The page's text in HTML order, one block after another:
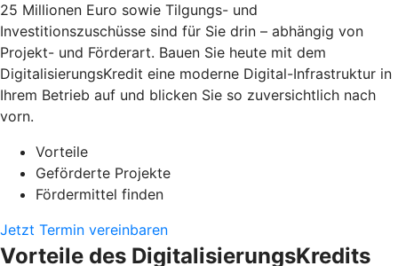
25 Millionen Euro sowie Tilgungs- und
Investitionszuschüsse sind für Sie drin – abhängig von
Projekt- und Förderart. Bauen Sie heute mit dem
DigitalisierungsKredit eine moderne Digital-Infrastruktur in
Ihrem Betrieb auf und blicken Sie so zuversichtlich nach
vorn.
Vorteile
Geförderte Projekte
Fördermittel finden
Jetzt Termin vereinbaren
Vorteile des DigitalisierungsKredits